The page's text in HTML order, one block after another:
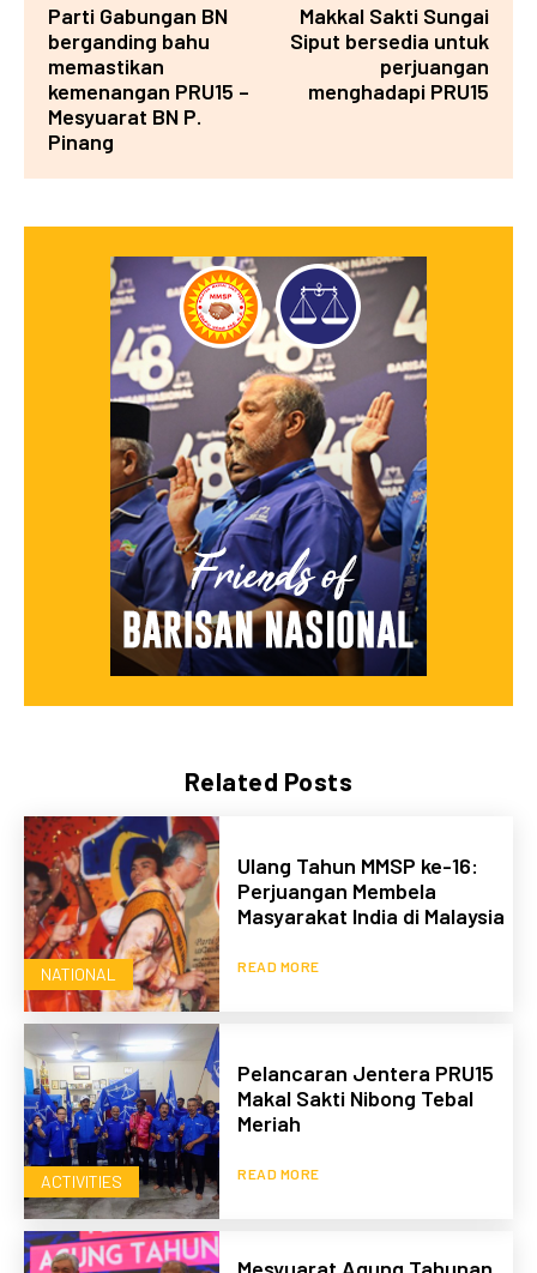
Related Posts
NATIONAL
Ulang Tahun MMSP ke-16:
Perjuangan Membela
Masyarakat India di Malaysia
READ MORE
ACTIVITIES
Pelancaran Jentera PRU15
Makal Sakti Nibong Tebal
Meriah
READ MORE
Parti Gabungan BN
berganding bahu
memastikan
kemenangan PRU15 –
Mesyuarat BN P.
Pinang
Makkal Sakti Sungai
Siput bersedia untuk
perjuangan
menghadapi PRU15